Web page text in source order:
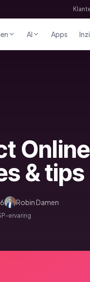
AI Apps
&
Robin Damen
ervaring